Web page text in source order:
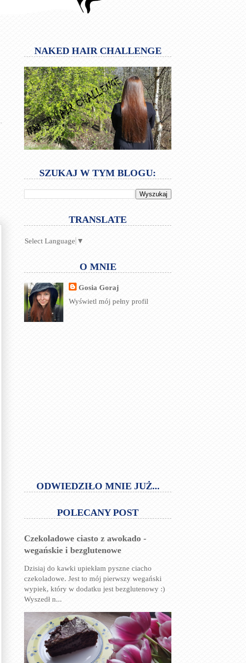
NAKED HAIR CHALLENGE
SZUKAJ W TYM BLOGU:
TRANSLATE
Select Language ▼
O MNIE
Gosia Goraj
Wyświetl mój pełny profil
ODWIEDZIŁO MNIE JUŻ...
POLECANY POST
Czekoladowe ciasto z awokado -
wegańskie i bezglutenowe
Dzisiaj do kawki upiekłam pyszne ciacho
czekoladowe. Jest to mój pierwszy wegański
wypiek, który w dodatku jest bezglutenowy :)
Wyszedł n...